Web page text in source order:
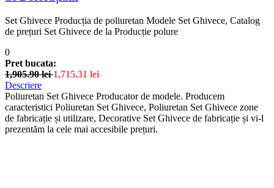
Set Ghivece Producția de poliuretan Modele Set Ghivece, Catalog
de prețuri Set Ghivece de la Producție polure
0
Pret bucata:
1,905.90lei 1,715.31 lei
Descriere
Poliuretan Set Ghivece Producator de modele. Producem
caracteristici Poliuretan Set Ghivece, Poliuretan Set Ghivece zone
de fabricație și utilizare, Decorative Set Ghivece de fabricație și vi-l
prezentăm la cele mai accesibile prețuri.